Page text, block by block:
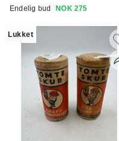
Endelig bud NOK 275
Lukket